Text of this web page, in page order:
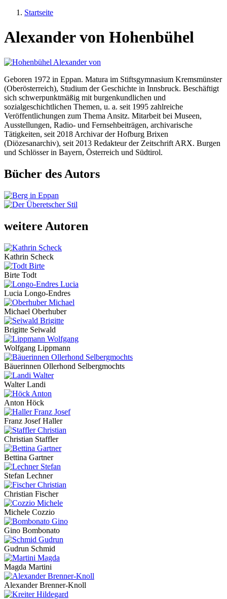
Startseite
Alexander von Hohenbühel
Geboren 1972 in Eppan. Matura im Stiftsgymnasium Kremsmünster
(Oberösterreich), Studium der Geschichte in Innsbruck. Beschäftigt
sich schwerpunktmäßig mit burgenkundlichen und
sozialgeschichtlichen Themen, u. a. seit 1995 zahlreiche
Veröffentlichungen zum Thema Ansitz. Mitarbeit bei Museen,
Ausstellungen, Radio- und Fernsehbeiträgen, archivarische
Tätigkeiten, seit 2018 Archivar der Hofburg Brixen
(Diözesanarchiv), seit 2013 Redakteur der Zeitschrift ARX. Burgen
und Schlösser in Bayern, Österreich und Südtirol.
Bücher des Autors
weitere Autoren
Kathrin Scheck
Birte Todt
Lucia Longo-Endres
Michael Oberhuber
Brigitte Seiwald
Wolfgang Lippmann
Bäuerinnen Ollerhond Selbergmochts
Walter Landi
Anton Höck
Franz Josef Haller
Christian Staffler
Bettina Gartner
Stefan Lechner
Christian Fischer
Michele Cozzio
Gino Bombonato
Gudrun Schmid
Magda Martini
Alexander Brenner-Knoll